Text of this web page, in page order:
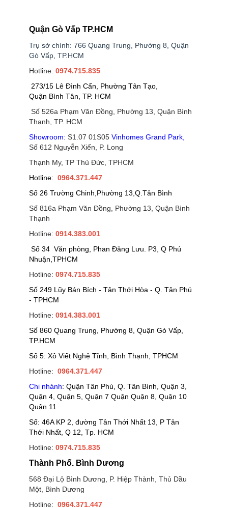
Quận Gò Vấp TP.HCM
Trụ sở chính: 766 Quang Trung, Phường 8, Quận
Gò Vấp, TP.HCM
Hotline: 0974.715.835
273/15 Lê Đình Cẩn, Phường Tân Tạo,
Quận Bình Tân, TP. HCM
Số 526a Phạm Văn Đồng, Phường 13, Quận Bình
Thạnh, TP. HCM
Showroom: S1.07 01S05 Vinhomes Grand Park
Số 612 Nguyễn Xiển, P. Long
Thạnh My, TP Thủ Đức, TPHCM
Hotline: 0964.371.447
Số 26 Trường Chinh,Phường 13,Q.Tân Bình
Số 816a Phạm Văn Đồng, Phường 13, Quận Bình
Thạnh
Hotline: 0914.383.001
Số 34 Văn phòng, Phan Đăng Lưu. P3, Q Phú
Nhuận,TPHCM
Hotline: 0974.715.835
Số 249 Lũy Bán Bích - Tân Thới Hòa - Q. Tân Phú
- TPHCM
Hotline: 0914.383.001
Số 860 Quang Trung, Phường 8, Quận Gò Vấp,
TP.HCM
Số 5: Xô Viết Nghệ Tĩnh, Bình Thạnh, TPHCM
Hotline: 0964.371.447
Chi nhánh: Quận Tân Phú, Q. Tân Bình, Quận 3,
Quận 4, Quận 5, Quận 7 Quận Quận 8, Quận 10
Quận 11
Số: 46A KP 2, đường Tân Thới Nhất 13, P Tân
Thới Nhất, Q 12, Tp. HCM
Hotline: 0974.715.835
Thành Phố. Bình Dương
568 Đại Lộ Bình Dương, P. Hiệp Thành, Thủ Dầu
Một, Bình Dương
Hotline: 0964.371.447